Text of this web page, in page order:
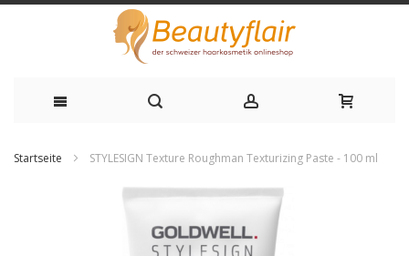
Startseite STYLESIGN Texture Roughman Texturizing Paste - 100 ml